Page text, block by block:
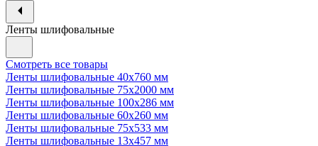
Ленты шлифовальные
Смотреть все товары
Ленты шлифовальные 40х760 мм
Ленты шлифовальные 75х2000 мм
Ленты шлифовальные 100х286 мм
Ленты шлифовальные 60х260 мм
Ленты шлифовальные 75х533 мм
Ленты шлифовальные 13х457 мм